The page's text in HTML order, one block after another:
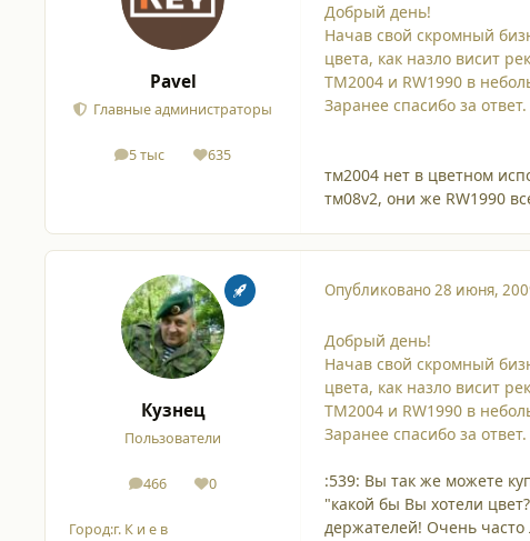
Pavel
Главные администраторы
5 тыс
сообщения635
Репутация
Добрый день!
Начав свой скромный
цвета, как назло висит
TM2004 и RW1990 в
Заранее спасибо за ответ.
тм2004 нет в цветном
тм08v2, они же RW1990
Кузнец
Пользователи
466
сообщения
0
Репутация
Город:г. К и е в
Опубликовано28 июня,
Добрый день!
Начав свой скромный
цвета, как назло висит
TM2004 и RW1990 в
Заранее спасибо за ответ.
:539: Вы так же можете
"какой бы Вы хотели
держателей! Очень